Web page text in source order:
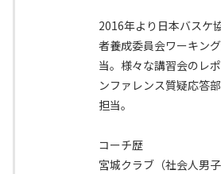
2016年より日本バスケ
者養成委員会ワーキン
当。様々な講習会のレ
ンファレンス質疑応答
担当。
コーチ歴
宮城クラブ（社会人男子